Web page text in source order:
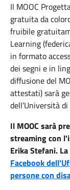
Il MOOC
gratuita da
fruibile
Learning
in formato
dei segni e in
diffusione del
attestati) sarà
dell’Università
Il MOOC sarà
streaming con
Erika Stefani.
Facebook
persone con